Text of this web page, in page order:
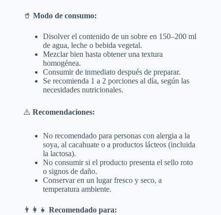
🥤 Modo de consumo:
Disolver el contenido de un sobre en 150–200 ml
de agua, leche o bebida vegetal.
Mezclar bien hasta obtener una textura
homogénea.
Consumir de inmediato después de preparar.
Se recomienda 1 a 2 porciones al día, según las
necesidades nutricionales.
⚠️ Recomendaciones:
No recomendado para personas con alergia a la
soya, al cacahuate o a productos lácteos (incluida
la lactosa).
No consumir si el producto presenta el sello roto
o signos de daño.
Conservar en un lugar fresco y seco, a
temperatura ambiente.
👨‍👩‍👧 Recomendado para: